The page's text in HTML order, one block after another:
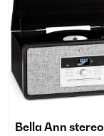
Bella Ann stereo